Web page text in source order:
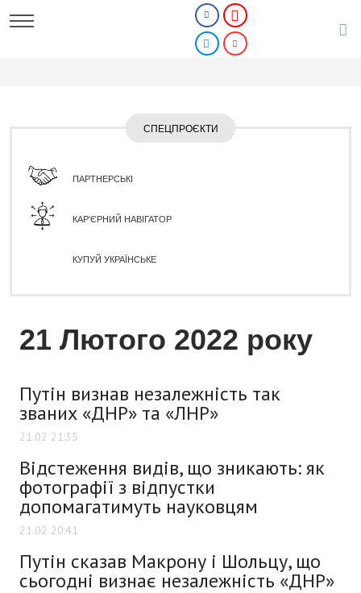
СПЕЦПРОЄКТИ
ПАРТНЕРСЬКІ
КАР'ЄРНИЙ НАВІГАТОР
КУПУЙ УКРАЇНСЬКЕ
21 Лютого 2022 року
Путін визнав незалежність так
званих «ДНР» та «ЛНР»
21.02 21:35
Відстеження видів, що зникають: як
фотографії з відпустки
допомагатимуть науковцям
21.02 20:41
Путін сказав Макрону і Шольцу, що
сьогодні визнає незалежність «ДНР»